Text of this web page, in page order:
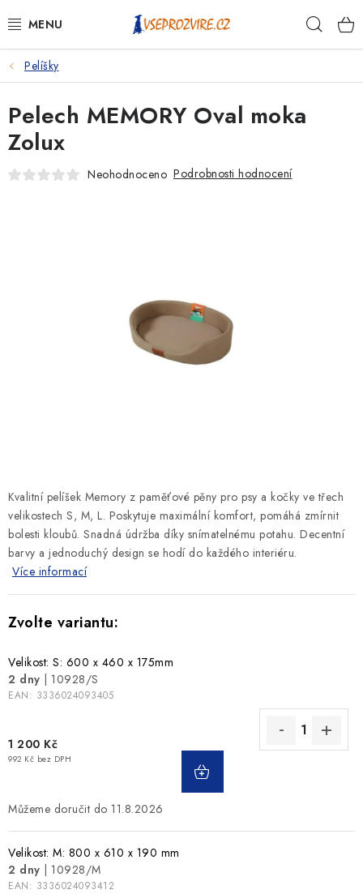
na
PSI
KOČKY
KONĚ
KRÁLÍCI/HLODAVCI/PTÁCI
Pelíšky
Kvalitní pelíšek Memory z paměťové pěny pro psy a kočky ve třech
velikostech S, M, L. Poskytuje maximální komfort, pomáhá zmírnit
bolesti kloubů. Snadná údržba díky snímatelnému potahu. Decentní
barvy a jednoduchý design se hodí do každého interiéru.
Více informací
Velikost: S: 600 x 460 x 175mm
2 dny
| 10928/S
EAN: 3336024093405
1 200 Kč
992 Kč bez DPH
11.8.2026
Velikost: M: 800 x 610 x 190 mm
2 dny
| 10928/M
EAN: 3336024093412
Pelech MEMORY Oval moka
Zolux
Neohodnoceno Podrobnosti hodnocení